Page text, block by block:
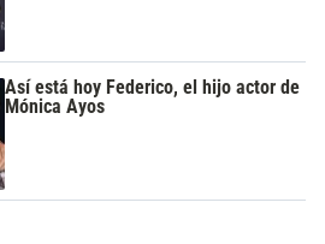
Así está hoy Federico, el hijo actor de
Mónica Ayos